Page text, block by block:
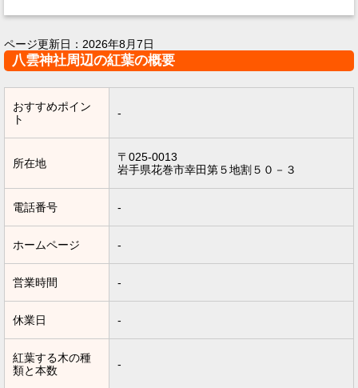
ページ更新日： 2026年8月7日
八雲神社周辺の紅葉の概要
おすすめポイン
ト
-
所在地
〒025-0013
岩手県花巻市幸田第５地割５０－３
電話番号 -
ホームページ -
営業時間 -
休業日 -
紅葉する木の種
類と本数
-